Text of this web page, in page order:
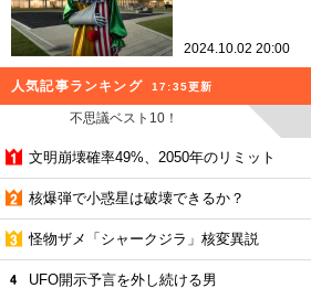
2024.10.02 20:00
人気記事ランキング 17:35更新
不思議ベスト10！
文明崩壊確率49%、2050年のリミット
核爆弾で小惑星は破壊できるか？
怪物ザメ「シャークジラ」核変異説
UFO開示予言を外し続ける男